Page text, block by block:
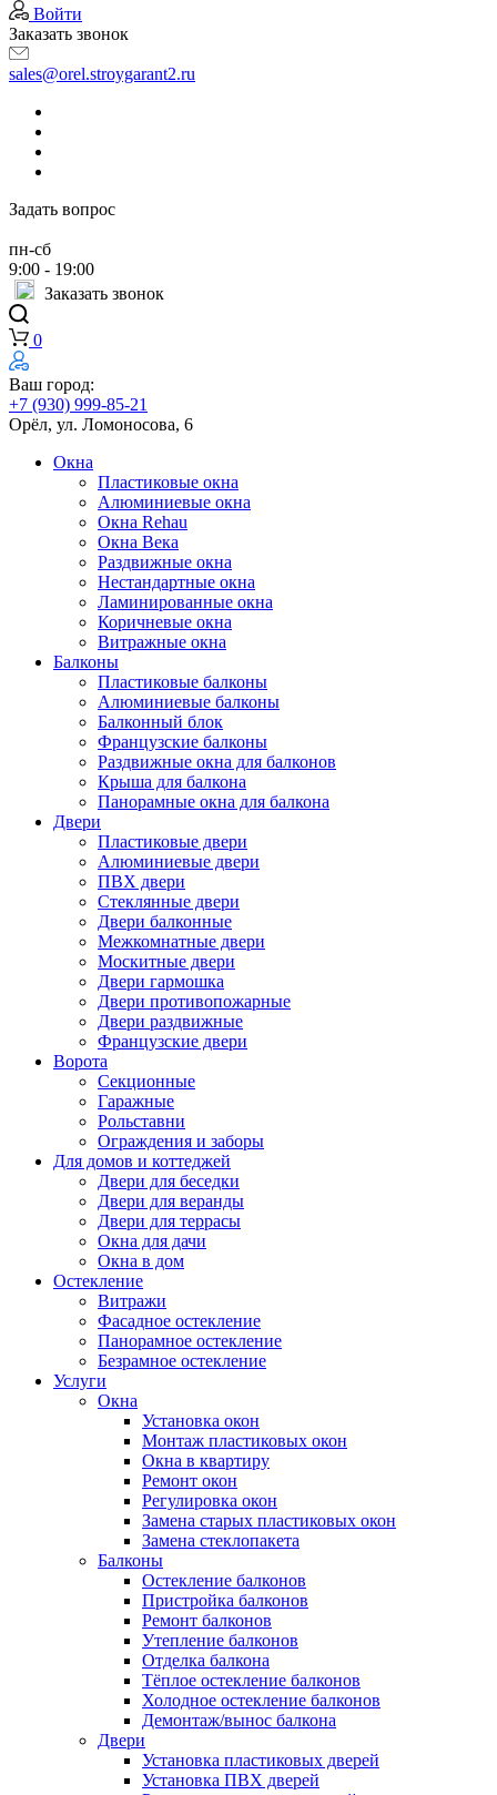
Войти
Заказать звонок
sales@orel.stroygarant2.ru
Задать вопрос
пн-сб
9:00 - 19:00
Заказать звонок
0
Ваш город:
+7 (930) 999-85-21
Орёл, ул. Ломоносова, 6
Окна
Пластиковые окна
Алюминиевые окна
Окна Rehau
Окна Века
Раздвижные окна
Нестандартные окна
Ламинированные окна
Коричневые окна
Витражные окна
Балконы
Пластиковые балконы
Алюминиевые балконы
Балконный блок
Французские балконы
Раздвижные окна для балконов
Крыша для балкона
Панорамные окна для балкона
Двери
Пластиковые двери
Алюминиевые двери
ПВХ двери
Стеклянные двери
Двери балконные
Межкомнатные двери
Москитные двери
Двери гармошка
Двери противопожарные
Двери раздвижные
Французские двери
Ворота
Секционные
Гаражные
Рольставни
Ограждения и заборы
Для домов и коттеджей
Двери для беседки
Двери для веранды
Двери для террасы
Окна для дачи
Окна в дом
Остекление
Витражи
Фасадное остекление
Панорамное остекление
Безрамное остекление
Услуги
Окна
Установка окон
Монтаж пластиковых окон
Окна в квартиру
Ремонт окон
Регулировка окон
Замена старых пластиковых окон
Замена стеклопакета
Балконы
Остекление балконов
Пристройка балконов
Ремонт балконов
Утепление балконов
Отделка балкона
Тёплое остекление балконов
Холодное остекление балконов
Демонтаж/вынос балкона
Двери
Установка пластиковых дверей
Установка ПВХ дверей